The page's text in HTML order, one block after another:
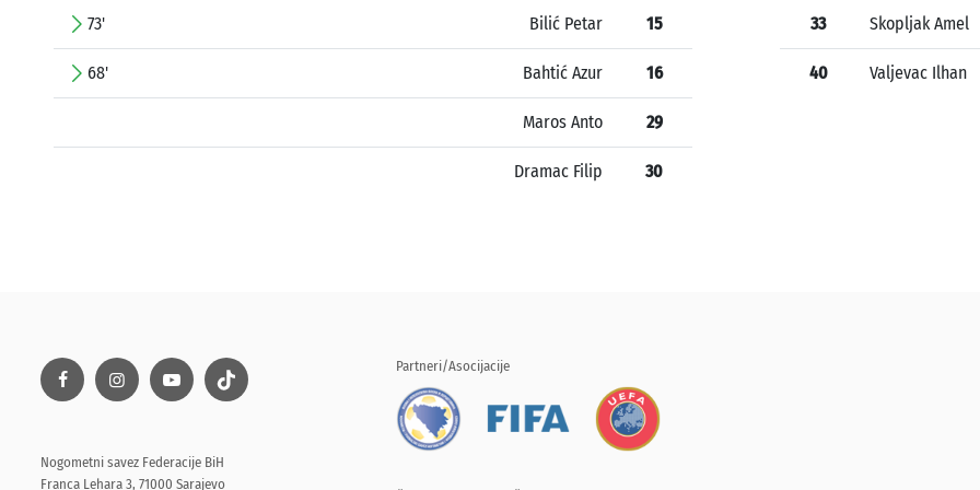
73' Bilić Petar 15
68' Bahtić Azur 16
Maros Anto 29
Dramac Filip 30
33 Skopljak Amel
40 Valjevac Ilhan
Nogometni savez Federacije BiH
Franca Lehara 3, 71000 Sarajevo
Partneri/Asocijacije